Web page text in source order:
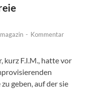
- Kommentar
kurz F.I.M., hatte vor
geben, auf der sie